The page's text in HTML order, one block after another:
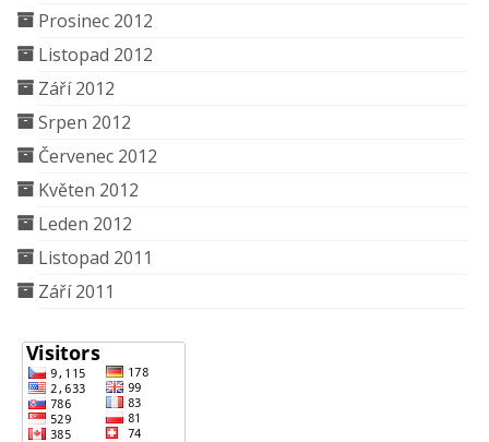
Prosinec 2012
Listopad 2012
Září 2012
Srpen 2012
Červenec 2012
Květen 2012
Leden 2012
Listopad 2011
Září 2011